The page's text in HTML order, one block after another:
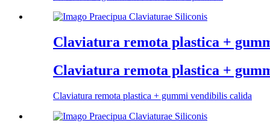
Claviatura remota plastica +
Claviatura remota plastica +
Claviatura remota plastica + gummi vendibilis calida